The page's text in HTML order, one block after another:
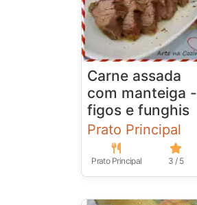
Carne assada
com manteiga -
figos e funghis
Prato Principal
Prato Principal 3 / 5